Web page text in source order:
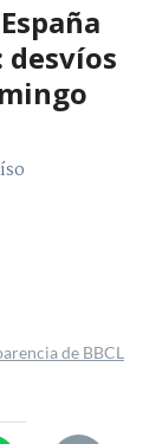
desvíos
de BBCL